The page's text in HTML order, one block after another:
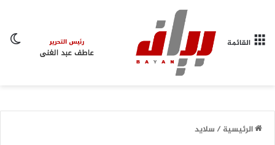
القائمة
الرئيسية/ سلايد